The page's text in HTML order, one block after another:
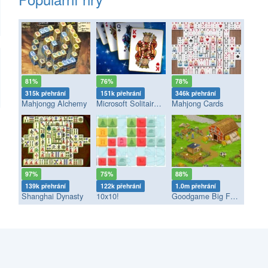
81%
315k přehrání
Mahjongg Alchemy
76%
151k přehrání
Microsoft Solitaire Collection
78%
346k přehrání
Mahjong Cards
97%
139k přehrání
Shanghai Dynasty
75%
122k přehrání
10x10!
88%
1.0m přehrání
Goodgame Big Farm